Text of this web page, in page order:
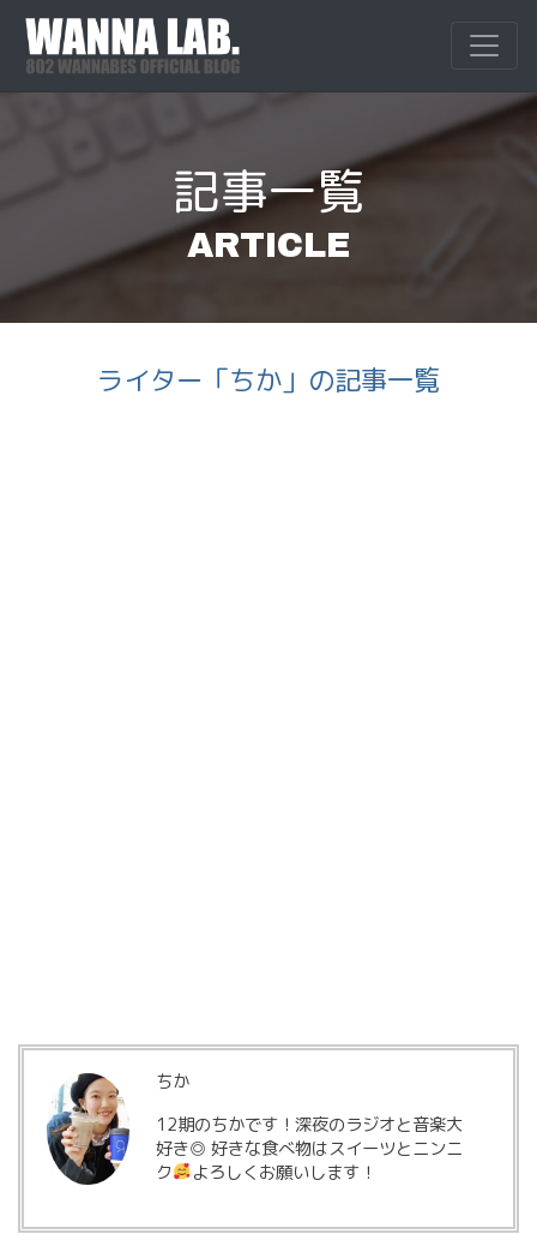
Skip
content
記事一覧
ARTICLE
ライター「ちか」の記事一覧
ちか
12期のちかです！深夜のラジオと音楽大
好き◎ 好きな食べ物はスイーツとニンニ
ク
よろしくお願いします！